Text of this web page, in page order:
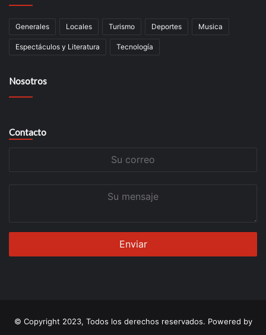
Generales Locales Turismo Deportes Musica
Espectáculos y Literatura Tecnología
Nosotros
Contacto
© Copyright 2023, Todos los derechos reservados. Powered by